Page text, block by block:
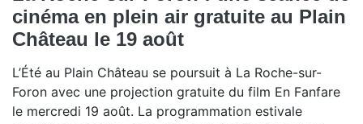
cinéma en plein air gratuite au Plain
Château le 19 août
L’Été au Plain Château se poursuit à La Roche-sur-
Foron avec une projection gratuite du film En Fanfare
le mercredi 19 août. La programmation estivale